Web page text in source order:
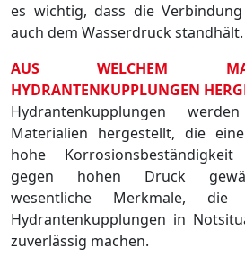
es wichtig, dass die
auch dem Wasserdruck standhält.
AUS WELCHEM
HYDRANTENKUPPLUNGEN
Hydrantenkupplungen
Materialien hergestellt, die
hohe
gegen hohen Druck
wesentliche Merkmale,
Hydrantenkupplungen in
zuverlässig machen.